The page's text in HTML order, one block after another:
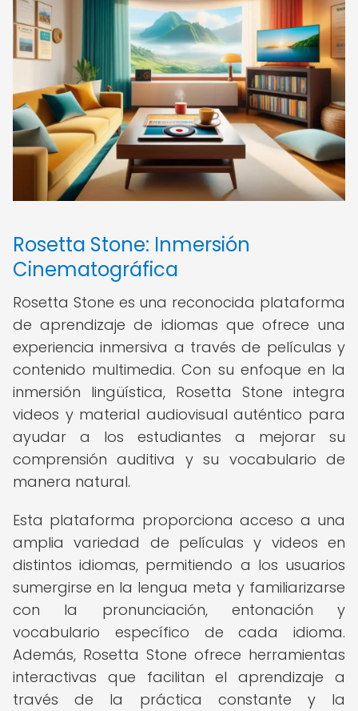
Rosetta Stone: Inmersión
Cinematográfica
Rosetta Stone es una reconocida plataforma
de aprendizaje de idiomas que ofrece una
experiencia inmersiva a través de películas y
contenido multimedia. Con su enfoque en la
inmersión lingüística, Rosetta Stone integra
videos y material audiovisual auténtico para
ayudar a los estudiantes a mejorar su
comprensión auditiva y su vocabulario de
manera natural.
Esta plataforma proporciona acceso a una
amplia variedad de películas y videos en
distintos idiomas, permitiendo a los usuarios
sumergirse en la lengua meta y familiarizarse
con la pronunciación, entonación y
vocabulario específico de cada idioma.
Además, Rosetta Stone ofrece herramientas
interactivas que facilitan el aprendizaje a
través de la práctica constante y la